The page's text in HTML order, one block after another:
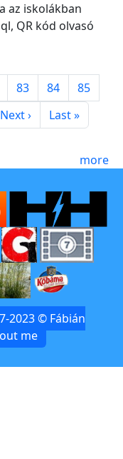
az iskolákban
QR kód olvasó
Page
83 Page
84 Page
85
Next page
Next › Last page
Last »
more
2023 © Fábián
me